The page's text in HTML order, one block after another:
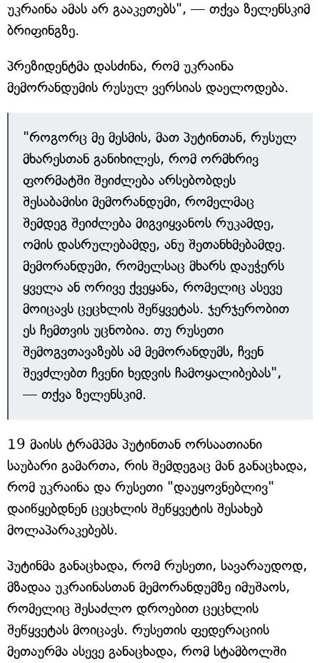
უკრაინა ამას არ გააკეთებს", — თქვა ზელენსკიმ
ბრიფინგზე.
პრეზიდენტმა დასძინა, რომ უკრაინა
მემორანდუმის რუსულ ვერსიას დაელოდება.
"როგორც მე მესმის, მათ პუტინთან, რუსულ
მხარესთან განიხილეს, რომ ორმხრივ
ფორმატში შეიძლება არსებობდეს
შესაბამისი მემორანდუმი, რომელმაც
შემდეგ შეიძლება მიგვიყვანოს რუკამდე,
ომის დასრულებამდე, ანუ შეთანხმებამდე.
მემორანდუმი, რომელსაც მხარს დაუჭერს
ყველა ან ორივე ქვეყანა, რომელიც ასევე
მოიცავს ცეცხლის შეწყვეტას. ჯერჯერობით
ეს ჩემთვის უცნობია. თუ რუსეთი
შემოგვთავაზებს ამ მემორანდუმს, ჩვენ
შევძლებთ ჩვენი ხედვის ჩამოყალიბებას",
— თქვა ზელენსკიმ.
19 მაისს ტრამპმა პუტინთან ორსაათიანი
საუბარი გამართა, რის შემდეგაც მან განაცხადა,
რომ უკრაინა და რუსეთი "დაუყოვნებლივ"
დაიწყებდნენ ცეცხლის შეწყვეტის შესახებ
მოლაპარაკებებს.
პუტინმა განაცხადა, რომ რუსეთი, სავარაუდოდ,
მზადაა უკრაინასთან მემორანდუმზე იმუშაოს,
რომელიც შესაძლო დროებით ცეცხლის
შეწყვეტას მოიცავს. რუსეთის ფედერაციის
მეთაურმა ასევე განაცხადა, რომ სტამბოლში